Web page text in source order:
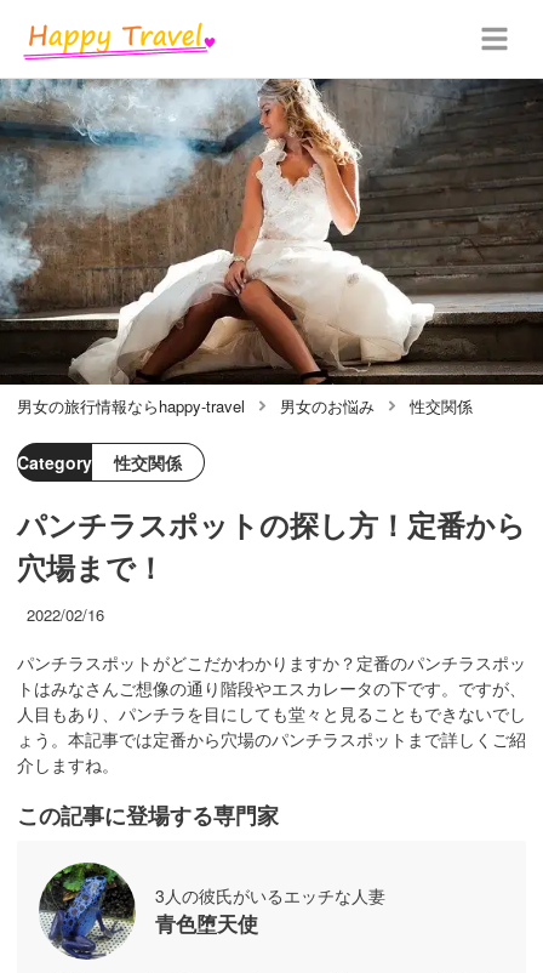
男女の旅行情報ならhappy-travel 男女のお悩み 性交関係
Category 性交関係
パンチラスポットの探し方！定番から
穴場まで！
2022/02/16
パンチラスポットがどこだかわかりますか？定番のパンチラスポッ
トはみなさんご想像の通り階段やエスカレータの下です。ですが、
人目もあり、パンチラを目にしても堂々と見ることもできないでし
ょう。本記事では定番から穴場のパンチラスポットまで詳しくご紹
介しますね。
この記事に登場する専門家
3人の彼氏がいるエッチな人妻
青色堕天使